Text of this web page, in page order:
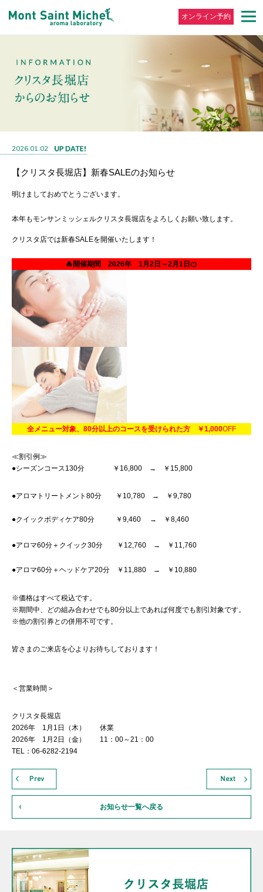
オンライン予約
2026.01.02
【クリスタ長堀店】新春SALEのお知らせ
明けましておめでとうございます。
本年もモンサンミッシェルクリスタ長堀店をよろしくお願い致します。
クリスタ店では新春SALEを開催いたします！
🎍開催期間 2026年 1月2日～2月1日🍊
全メニュー対象、80分以上のコースを受けられた方 ￥1,000OFF
≪割引例≫
●シーズンコース130分 ￥16,800 → ￥15,800
●アロマトリートメント80分 ￥10,780 → ￥9,780
●クイックボディケア80分 ￥9,460 → ￥8,460
●アロマ60分＋クイック30分 ￥12,760 → ￥11,760
●アロマ60分＋ヘッドケア20分 ￥11,880 → ￥10,880
※価格はすべて税込です。
※期間中、どの組み合わせでも80分以上であれば何度でも割引対象です。
※他の割引券との併用不可です。
皆さまのご来店を心よりお待ちしております！
＜営業時間＞
クリスタ長堀店
2026年 1月1日（木） 休業
2026年 1月2日（金） 11：00～21：00
TEL：06-6282-2194
お知らせ一覧へ戻る